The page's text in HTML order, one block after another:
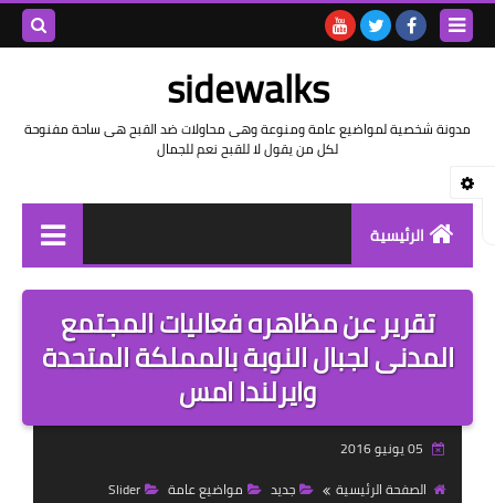
sidewalks
مدونة شخصية لمواضيع عامة ومنوعة وهى محاولات ضد القبح هى ساحة مفنوحة
لكل من يقول لا للقبح نعم للجمال
الرئيسية
توثيق وتاريخ
بيانات
تقارير
خواطر بالعامية
تقرير عن مظاهره فعاليات المجتمع
المدنى لجبال النوبة بالمملكة المتحدة
وايرلندا امس
الصفحة الرئيسية
جديد مواضيع عامة
Slider